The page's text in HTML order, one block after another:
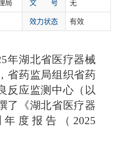
局 文 号 无
效力状态 有效
年湖北省医疗器械
省药监局组织省药
反应监测中心（以
了《湖北省医疗器
度报告（ 2025